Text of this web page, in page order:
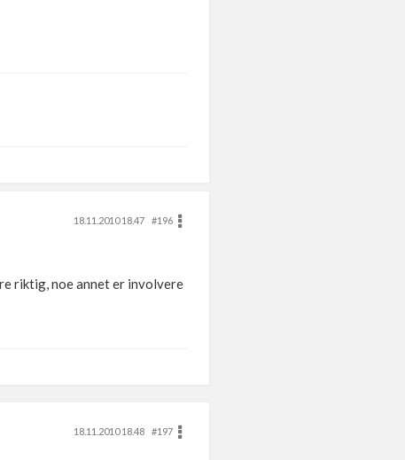
18.11.2010 18.47
#196
riktig, noe annet er involvere
18.11.2010 18.48
#197